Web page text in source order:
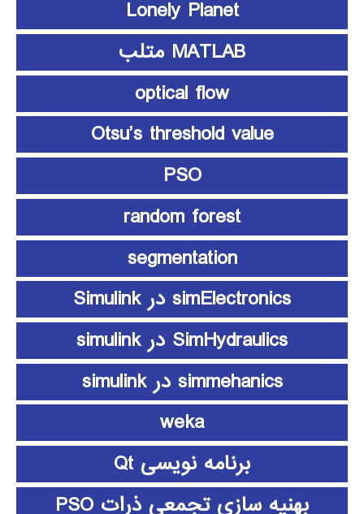
Lonely Planet
MATLAB متلب
optical flow
Otsu’s threshold value
PSO
random forest
segmentation
simElectronics در Simulink
SimHydraulics در simulink
simmehanics در simulink
weka
برنامه نویسی Qt
بهنیه سازی تجمعی ذرات PSO